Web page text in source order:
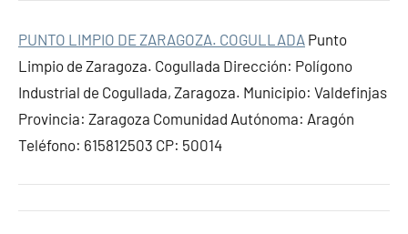
PUNTO LIMPIO DE ZARAGOZA. COGULLADA Punto
Limpio de Zaragoza. Cogullada Dirección: Polígono
Industrial de Cogullada, Zaragoza. Municipio: Valdefinjas
Provincia: Zaragoza Comunidad Autónoma: Aragón
Teléfono: 615812503 CP: 50014